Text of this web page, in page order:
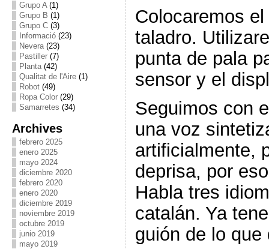
Grupo A(1)
Grupo B (1)
Grupo C (3)
Informació (23)
Nevera(23)
Pastiller (7)
Planta(42)
Qualitat de l'Aire (1)
Robot (49)
Ropa Color (29)
Samarretes (34)
Archives
febrero 2025
enero 2025
mayo 2024
diciembre 2020
febrero 2020
enero 2020
diciembre 2019
noviembre 2019
octubre 2019
junio 2019
mayo 2019
Colocaremos
taladro.
punta de pala
sensor y el
Seguimos con
una voz
artificialmente,
deprisa, por
Habla tres
catalán. Ya
guión de lo